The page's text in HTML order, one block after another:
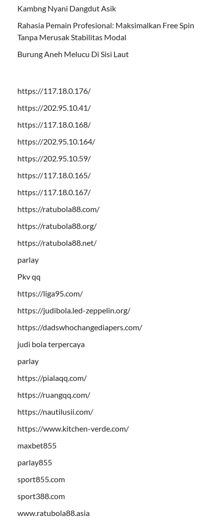
Kambng Nyani Dangdut Asik
Rahasia Pemain Profesional: Maksimalkan Free Spin
Tanpa Merusak Stabilitas Modal
Burung Aneh Melucu Di Sisi Laut
https://117.18.0.176/
https://202.95.10.41/
https://117.18.0.168/
https://202.95.10.164/
https://202.95.10.59/
https://117.18.0.165/
https://117.18.0.167/
https://ratubola88.com/
https://ratubola88.org/
https://ratubola88.net/
parlay
Pkv qq
https://liga95.com/
https://judibola.led-zeppelin.org/
https://dadswhochangediapers.com/
judi bola terpercaya
parlay
https://pialaqq.com/
https://ruangqq.com/
https://nautilusii.com/
https://www.kitchen-verde.com/
maxbet855
parlay855
sport855.com
sport388.com
www.ratubola88.asia